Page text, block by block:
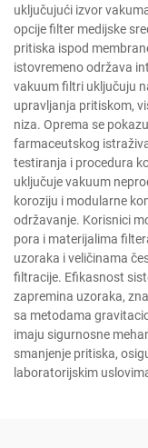
uključujući izvor
opcije filter medijske
pritiska ispod
istovremeno održava
vakuum filtri uključuju
upravljanja pritiskom,
niza. Oprema se
farmaceutskog
testiranja i procedura
uključuje vakuum
koroziju i modularne
održavanje. Korisnici
pora i materijalima
uzoraka i veličinama
filtracije. Efikasnost
zapremina uzoraka,
sa metodama
imaju sigurnosne
smanjenje pritiska,
laboratorijskim